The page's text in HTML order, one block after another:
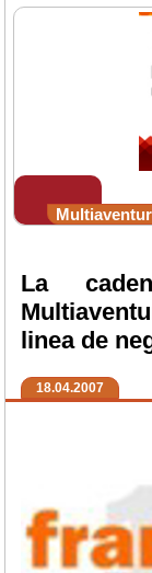
La
linea de
18.04.2007